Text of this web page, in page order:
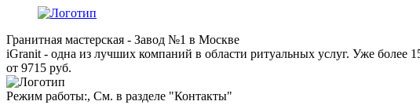
Гранитная мастерская - Завод №1 в Москве
iGranit - одна из лучших компаний в области ритуальных услуг. Уже более
от 9715 руб.
Режим работы:, См. в разделе "Контакты"